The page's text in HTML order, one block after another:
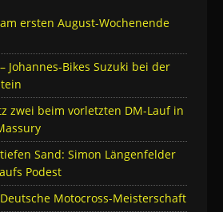
ersten August-Wochenende
Johannes-Bikes Suzuki bei der
zwei beim vorletzten DM-Lauf in
Sand: Simon Längenfelder
Podest
Motocross-Meisterschaft